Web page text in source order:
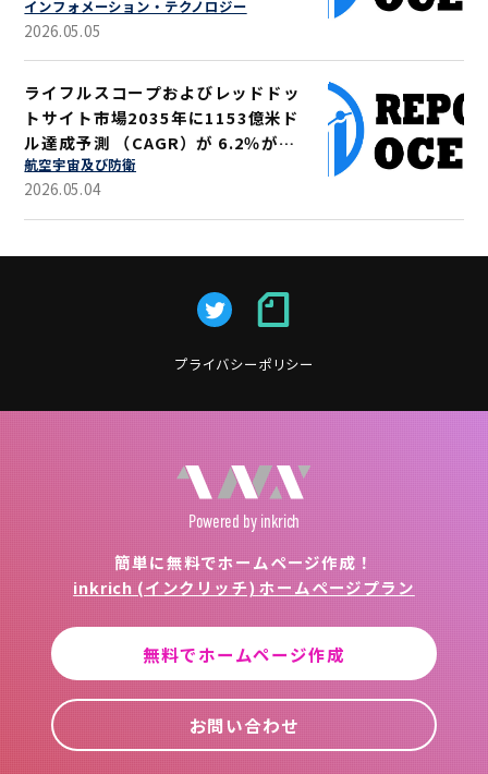
化
インフォメーション・テクノロジー
2026.05.05
ライフルスコープおよびレッドドッ
トサイト市場2035年に1153億米ド
ル達成予測 （CAGR）が 6.2％が示
す軍事・狩猟用途拡大
航空宇宙及び防衛
2026.05.04
プライバシーポリシー
Powered by inkrich
簡単に無料でホームページ作成！
inkrich (インクリッチ) ホームページプラン
無料でホームページ作成
お問い合わせ